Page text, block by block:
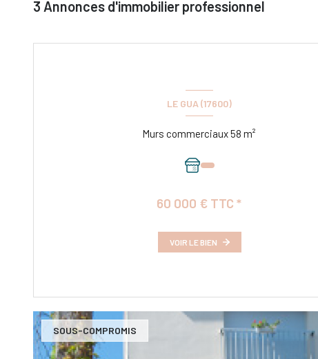
3 Annonces d'immobilier professionnel
LE GUA (17600)
Murs commerciaux 58 m²
60 000 € TTC *
VOIR LE BIEN
SOUS-COMPROMIS